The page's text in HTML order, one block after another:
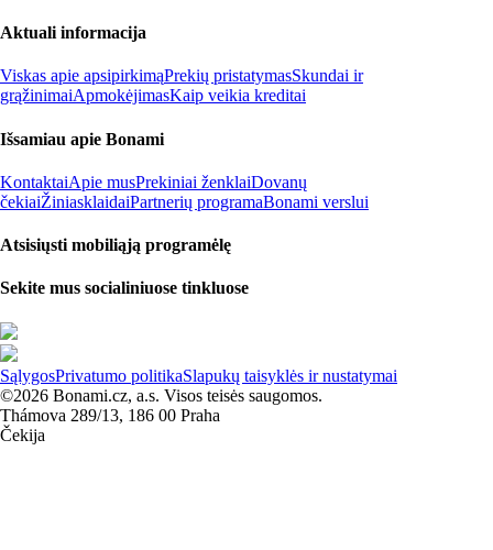
Aktuali informacija
Viskas apie apsipirkimąPrekių pristatymasSkundai ir
grąžinimaiApmokėjimasKaip veikia kreditai
Išsamiau apie Bonami
KontaktaiApie musPrekiniai ženklaiDovanų
čekiaiŽiniasklaidaiPartnerių programaBonami verslui
Atsisiųsti mobiliąją programėlę
Sekite mus socialiniuose tinkluose
SąlygosPrivatumo politikaSlapukų taisyklės ir nustatymai
©2026 Bonami.cz, a.s. Visos teisės saugomos.
Thámova 289/13, 186 00 Praha
Čekija